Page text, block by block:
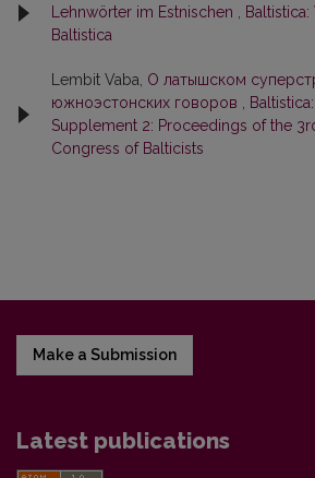
Lehnwörter im Estnischen
Baltistica:
Baltistica
Lembit Vaba, О латышском
южноэстонских говоров
Supplement 2: Proceedings of the
Congress of Balticists
Make a Submission
Latest publications